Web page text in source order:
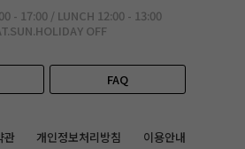
- 17:00 / LUNCH 12:00 - 13:00
OFF
FAQ
관 개인정보처리방침 이용안내